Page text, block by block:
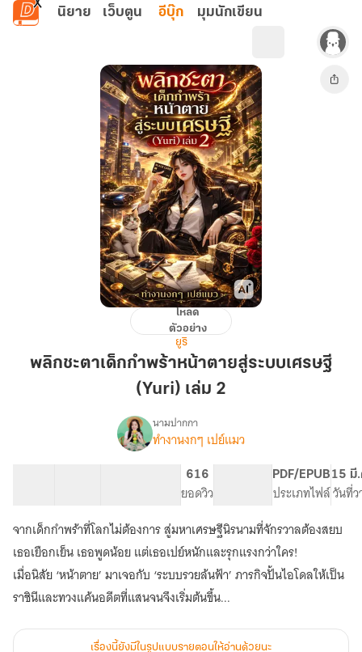
ข้ามไปยังเนื้อหาหลัก
นิยาย เว็บตูน อีบุ๊ก มุมนักเขียน
เด็ก
ระบบ
เล่ม
2
โหลด
ตัวอย่าง
ยูริ
พลิกชะตาเด็กกำพร้าหน้าตายสู่ระบบเศรษฐี
(Yuri) เล่ม 2
เรื่อง
พลิก
ชะตา
เด็ก
กำพร้า
ตาย
สู่
ระบบ
เศรษฐี
(Yuri)
นามปากกา
ทำงานงกๆ เปย์แมว
616
ยอดวิว
PDF/EPUB
ประเภทไฟล์
15 มี
วันที่ว
จากเด็กกำพร้าที่โลกไม่ต้องการ สู่มหาเศรษฐีนิรนามที่จักรวาลต้องสยบ
เธอเยือกเย็น เธอพูดน้อย แต่เธอเปย์หนักและรุกแรงกว่าใคร!
เมื่อนิสัย ‘หน้าตาย’ มาเจอกับ ‘ระบบรวยล้นฟ้า’ ภารกิจปั้นไอโดลให้เป็น
ราชินีและทวงแค้นอดีตที่แสนจนจึงเริ่มต้นขึ้น...
เรื่องนี้ยังมีในรูปแบบรายตอนให้อ่านด้วยนะ